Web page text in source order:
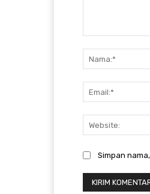
Simpan